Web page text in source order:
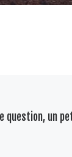
question, un